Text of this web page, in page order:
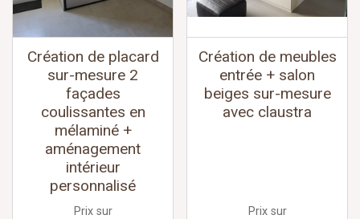
Création de placard
sur-mesure 2
façades
coulissantes en
mélaminé +
aménagement
intérieur
personnalisé
Prix sur
Création de meubles
entrée + salon
beiges sur-mesure
avec claustra
Prix sur